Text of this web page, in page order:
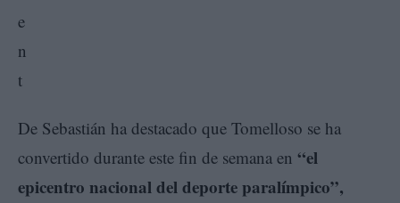
De Sebastián ha destacado que Tomelloso se ha
convertido durante este fin de semana en “el
epicentro nacional del deporte paralímpico”,